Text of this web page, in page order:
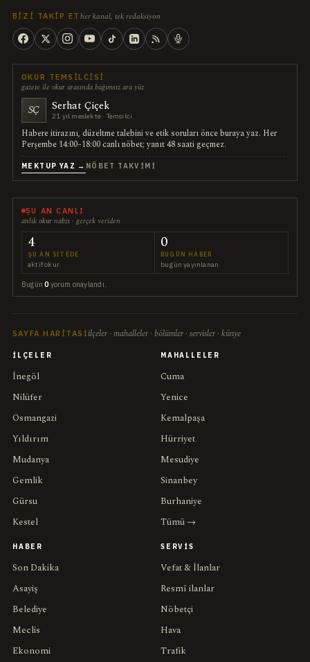
BIZI TAKIP ET her kanal, tek redaksiyon
OKUR TEMSILCISI
gazete ile okur arasında bağımsız ara yüz
SÇ Serhat Çiçek
21 yıl meslekte · Temsilci
Habere itirazını, düzeltme talebini ve etik soruları önce buraya yaz. Her
Perşembe 14:00–18:00 canlı nöbet; yanıt 48 saati geçmez.
MEKTUP YAZ → NÖBET TAKVIMI
ŞU AN CANLI
anlık okur nabzı · gerçek veriden
4
ŞU AN SITEDE
aktif okur
0
BUGÜN HABER
bugün yayınlanan
Bugün0 yorum onaylandı.
SAYFA HARITASI ilçeler · mahalleler · bölümler · servisler · künye
İLÇELER
İnegöl
Nilüfer
Osmangazi
Yıldırım
Mudanya
Gemlik
Gürsu
Kestel
MAHALLELER
Cuma
Yenice
Kemalpaşa
Hürriyet
Mesudiye
Sinanbey
Burhaniye
Tümü →
HABER
Son Dakika
Asayiş
Belediye
Meclis
Ekonomi
SERVIS
Vefat & İlanlar
Resmî ilanlar
Nöbetçi
Hava
Trafik